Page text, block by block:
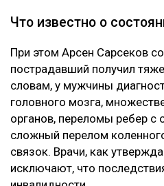
Появилось фото без
велосипедиста с
которое
травм. В их числе
разорванные связки,
оставить его
списке больных
ЗЧМТ и больше
указано, – добавила
Что известно о